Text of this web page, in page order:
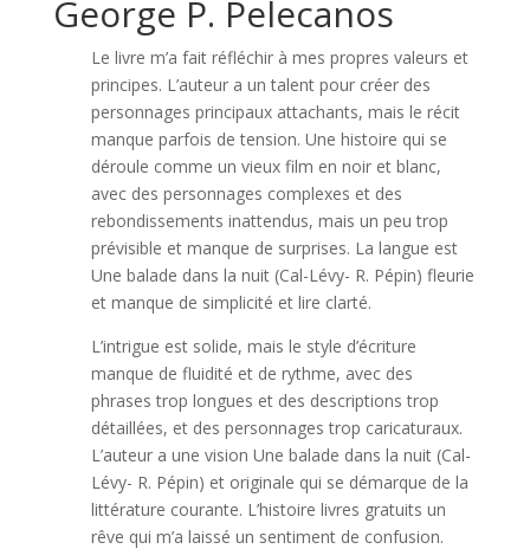
George P. Pelecanos
Le livre m’a fait réfléchir à mes propres valeurs et
principes. L’auteur a un talent pour créer des
personnages principaux attachants, mais le récit
manque parfois de tension. Une histoire qui se
déroule comme un vieux film en noir et blanc,
avec des personnages complexes et des
rebondissements inattendus, mais un peu trop
prévisible et manque de surprises. La langue est
Une balade dans la nuit (Cal-Lévy- R. Pépin) fleurie
et manque de simplicité et lire clarté.
L’intrigue est solide, mais le style d’écriture
manque de fluidité et de rythme, avec des
phrases trop longues et des descriptions trop
détaillées, et des personnages trop caricaturaux.
L’auteur a une vision Une balade dans la nuit (Cal-
Lévy- R. Pépin) et originale qui se démarque de la
littérature courante. L’histoire livres gratuits un
rêve qui m’a laissé un sentiment de confusion.